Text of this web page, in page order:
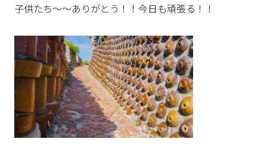
子供たち～～ありがとう！！今日も頑張る！！